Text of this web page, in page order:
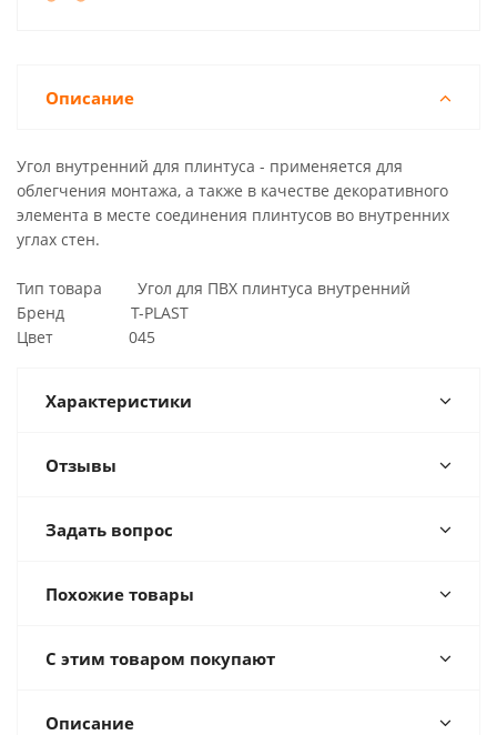
Описание
Угол внутренний для плинтуса - применяется для
облегчения монтажа, а также в качестве декоративного
элемента в месте соединения плинтусов во внутренних
углах стен.
Тип товара Угол для ПВХ плинтуса внутренний
Бренд T-PLAST
Цвет 045
Характеристики
Отзывы
Задать вопрос
Похожие товары
С этим товаром покупают
Описание